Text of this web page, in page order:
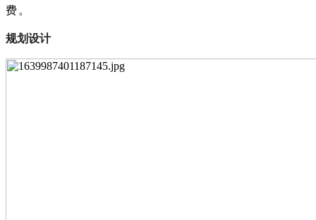
费。
规划设计